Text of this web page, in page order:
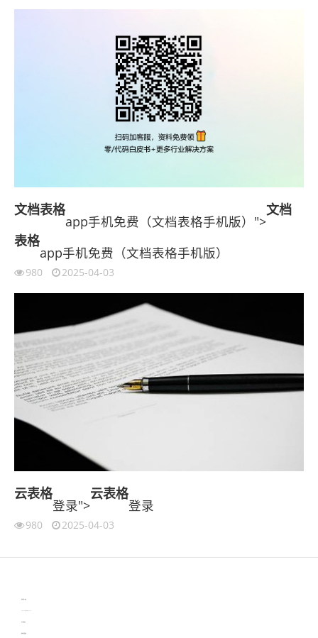
文档表格
app手机免费（文档表格手机版）">
文档
表格
app手机免费（文档表格手机版）
980 2025-04-03
云表格
登录">
云表格
登录
980 2025-04-03